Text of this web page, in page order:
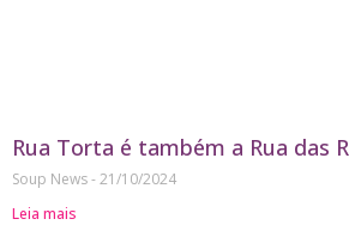
Rua Torta é também a Rua das
Soup News 21/10/2024
Leia mais